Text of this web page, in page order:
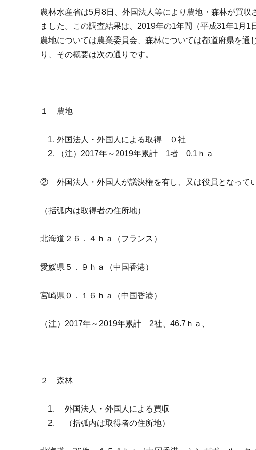
農林水産省は5月8日、外国法人等により農地・森林が買
ました。この調査結果は、2019年の1年間（平成31年1月1
農地については農業委員会、森林については都道府県を通
り、その概要は次の通りです。
１ 農地
外国法人・外国人による取得 ０社
（注）2017年～2019年累計 1者 0.1ｈａ
② 外国法人・外国人が議決権を有し、又は役員となって
（括弧内は取得者の住所地）
北海道２６．４ｈａ（フランス）
愛媛県５．９ｈａ（中国香港）
宮崎県０．１６ｈａ（中国香港）
（注）2017年～2019年累計 2社、46.7ｈａ、
２ 森林
外国法人・外国人による買収
（括弧内は取得者の住所地）